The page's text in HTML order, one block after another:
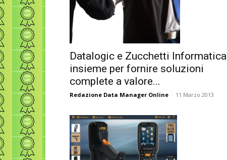
Datalogic e Zucchetti Informatica
insieme per fornire soluzioni
complete a valore...
Redazione Data Manager Online - 11 Marzo 2013